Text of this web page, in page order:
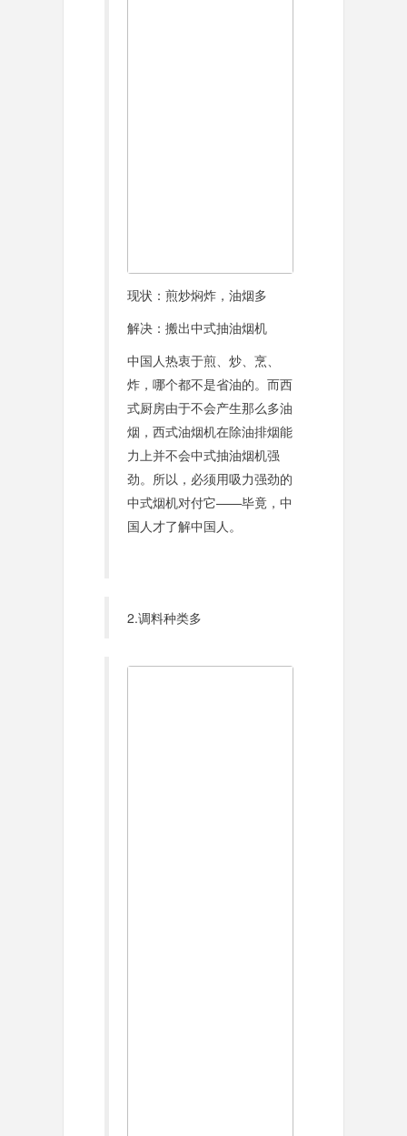
现状：煎炒焖炸，油烟多
解决：搬出中式抽油烟机
中国人热衷于煎、炒、烹、
炸，哪个都不是省油的。而西
式厨房由于不会产生那么多油
烟，西式油烟机在除油排烟能
力上并不会中式抽油烟机强
劲。所以，必须用吸力强劲的
中式烟机对付它——毕竟，中
国人才了解中国人。
2.调料种类多